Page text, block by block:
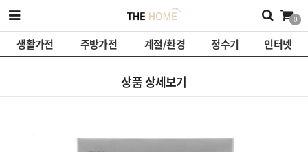
0
생활가전 주방가전 계절/환경 정수기 인터넷
상품 상세보기